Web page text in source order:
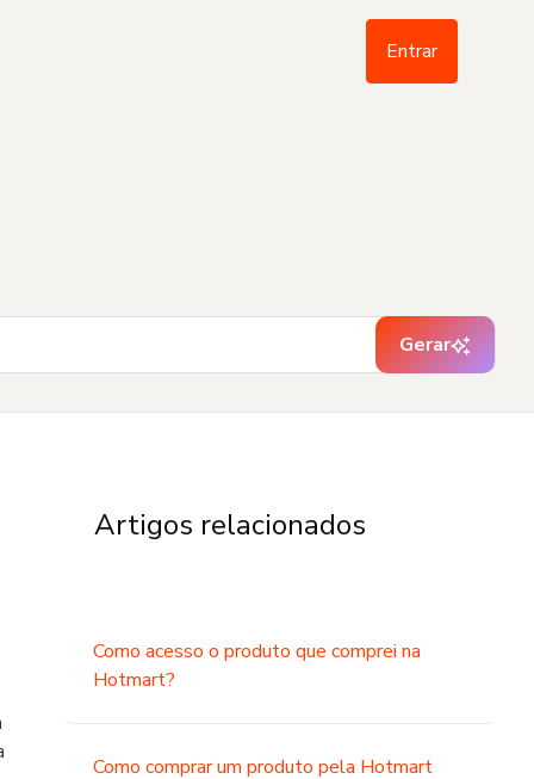
Entrar
Gerar
Artigos relacionados
Como acesso o produto que comprei na
Hotmart?
Como comprar um produto pela Hotmart